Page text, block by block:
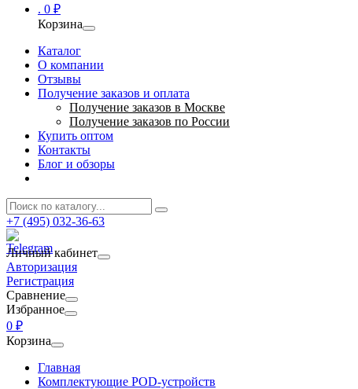
. 0 ₽
Корзина
Каталог
О компании
Отзывы
Получение заказов и оплата
Получение заказов в Москве
Получение заказов по России
Купить оптом
Контакты
Блог и обзоры
+7 (495) 032-36-63
Личный кабинет
Авторизация
Регистрация
Сравнение
Избранное
0 ₽
Корзина
Главная
Комплектующие POD-устройств